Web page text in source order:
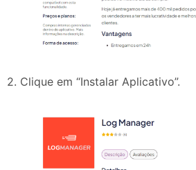
2. Clique em “Instalar Aplicativo”.